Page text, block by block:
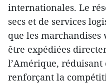
internationales. Le
secs et de services
que les
être expédiées
l’Amérique, réduisant
renforçant la